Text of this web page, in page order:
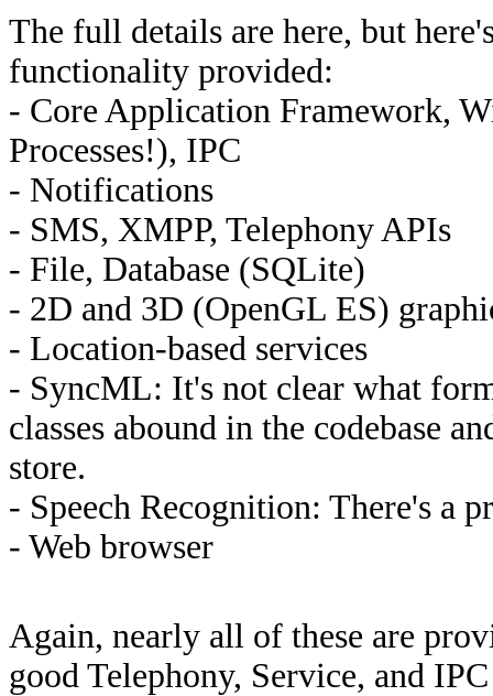
The full details are here, but
functionality provided:
- Core Application Framework,
Processes!), IPC
- Notifications
- SMS, XMPP, Telephony APIs
- File, Database (SQLite)
- 2D and 3D (OpenGL ES)
- Location-based services
- SyncML: It's not clear what
classes abound in the codebase
store.
- Speech Recognition: There's a
- Web browser
Again, nearly all of these are
good Telephony, Service, and